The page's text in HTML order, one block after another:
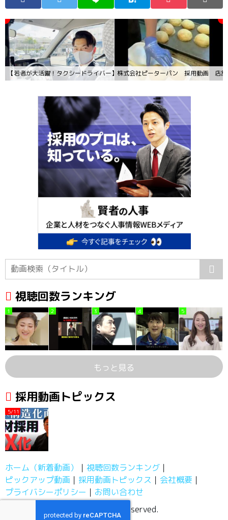
株式会社ピーターパン 採用動画 店舗
【若者が大活躍！タクシードライバー】グリーンキャブ採用動画
視聴回数ランキング
1 2 3 4 5
もっと見る
採用動画トピックス
5/11
ホーム（新着動画）
視聴回数ランキング
ピックアップ動画
採用動画トピックス
会社概要
プライバシーポリシー
お問い合わせ
採用動画チャンネル, All Rights Reserved.